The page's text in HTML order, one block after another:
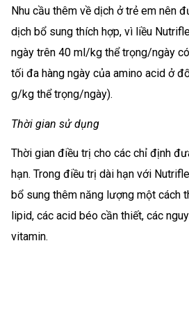
Nhu cầu thêm về dịch ở trẻ em nên
dịch bổ sung thích hợp, vì liều
ngày trên 40 ml/kg thể trọng/ngày
tối đa hàng ngày của amino acid ở
g/kg thể trọng/ngày).
Thời gian sử dụng
Thời gian điều trị cho các chỉ định
hạn. Trong điều trị dài hạn với
bổ sung thêm năng lượng một cách
lipid, các acid béo cần thiết, các
vitamin.